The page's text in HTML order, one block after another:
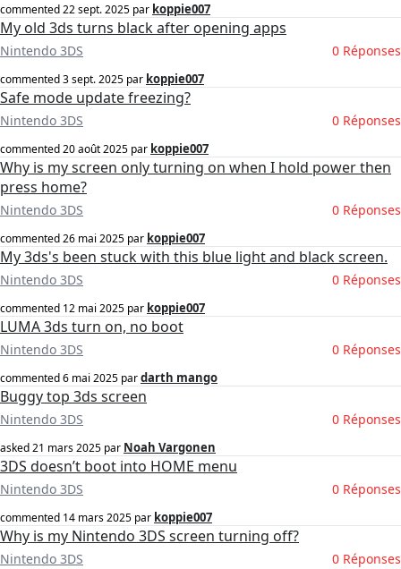
commented22 sept. 2025 par koppie007
My old 3ds turns black after opening apps
Nintendo 3DS 0 Réponses
commented3 sept. 2025 par koppie007
Safe mode update freezing?
Nintendo 3DS 0 Réponses
commented20 août 2025 par koppie007
Why is my screen only turning on when I hold power then
press home?
Nintendo 3DS 0 Réponses
commented26 mai 2025 par koppie007
My 3ds's been stuck with this blue light and black screen.
Nintendo 3DS 0 Réponses
commented 12 mai 2025 par koppie007
LUMA 3ds turn on, no boot
Nintendo 3DS 0 Réponses
commented6 mai 2025 pardarth mango
Buggy top 3ds screen
Nintendo 3DS 0 Réponses
asked21 mars 2025 par Noah Vargonen
3DS doesn’t boot into HOME menu
Nintendo 3DS 0 Réponses
commented 14 mars 2025 par koppie007
Why is my Nintendo 3DS screen turning off?
Nintendo 3DS 0 Réponses